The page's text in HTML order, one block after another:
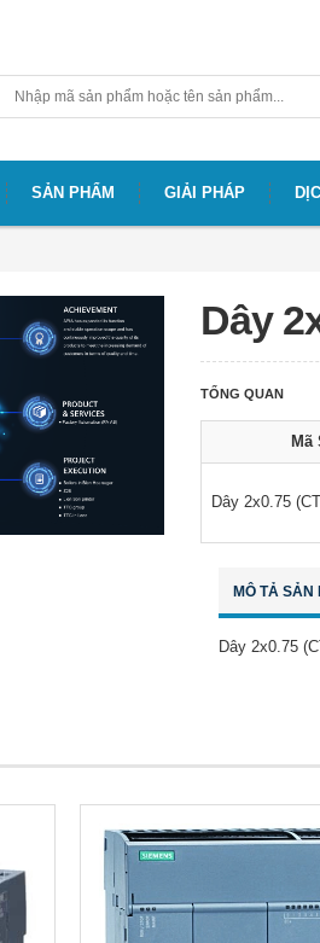
SẢN PHẨM GIẢI PHÁP
Dây
TỔNG QUAN
Mã
Dây 2x0.75
MÔ TẢ SẢN
Dây 2x0.75